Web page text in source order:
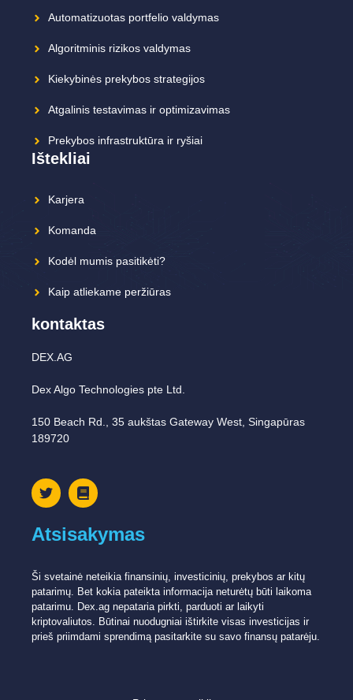
Automatizuotas portfelio valdymas
Algoritminis rizikos valdymas
Kiekybinės prekybos strategijos
Atgalinis testavimas ir optimizavimas
Prekybos infrastruktūra ir ryšiai
Ištekliai
Karjera
Komanda
Kodėl mumis pasitikėti?
Kaip atliekame peržiūras
kontaktas
DEX.AG
Dex Algo Technologies pte Ltd.
150 Beach Rd., 35 aukštas Gateway West, Singapūras
189720
Atsisakymas
Ši svetainė neteikia finansinių, investicinių, prekybos ar kitų
patarimų. Bet kokia pateikta informacija neturėtų būti laikoma
patarimu. Dex.ag nepataria pirkti, parduoti ar laikyti
kriptovaliutos. Būtinai nuodugniai ištirkite visas investicijas ir
prieš priimdami sprendimą pasitarkite su savo finansų patarėju.